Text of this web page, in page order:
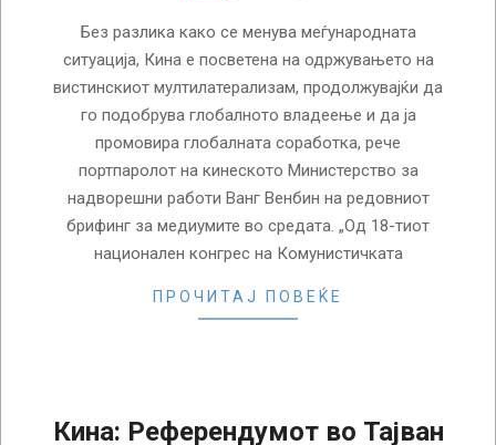
Без разлика како се менува меѓународната
ситуација, Кина е посветена на одржувањето на
вистинскиот мултилатерализам, продолжувајќи да
го подобрува глобалното владеење и да ја
промовира глобалната соработка, рече
портпаролот на кинеското Министерство за
надворешни работи Ванг Венбин на редовниот
брифинг за медиумите во средата. „Од 18-тиот
национален конгрес на Комунистичката
ПРОЧИТАЈ ПОВЕЌЕ
Кина: Референдумот во Тајван